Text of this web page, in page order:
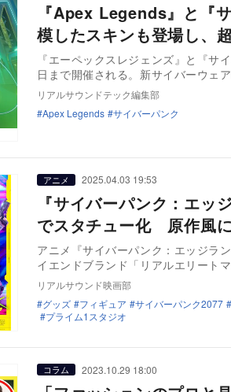
『Apex Legends』と『
模したスキンも登場し、
『エーペックスレジェンズ』と『
日まで開催される。新サイバーウェ
リアルサウンドテック編集部
Apex Legends
サイバーパンク
アニメ 2025.04.03 19:53
『サイバーパンク：エッ
でスタチュー化 原作風
アニメ『サイバーパンク：エッジラ
イエンドブランド「リアルエリート
リアルサウンド映画部
グッズ
フィギュア サイバーパンク2077
プライム1スタジオ
コラム 2023.10.29 18:00